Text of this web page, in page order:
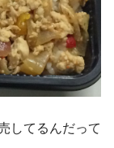
してるんだって